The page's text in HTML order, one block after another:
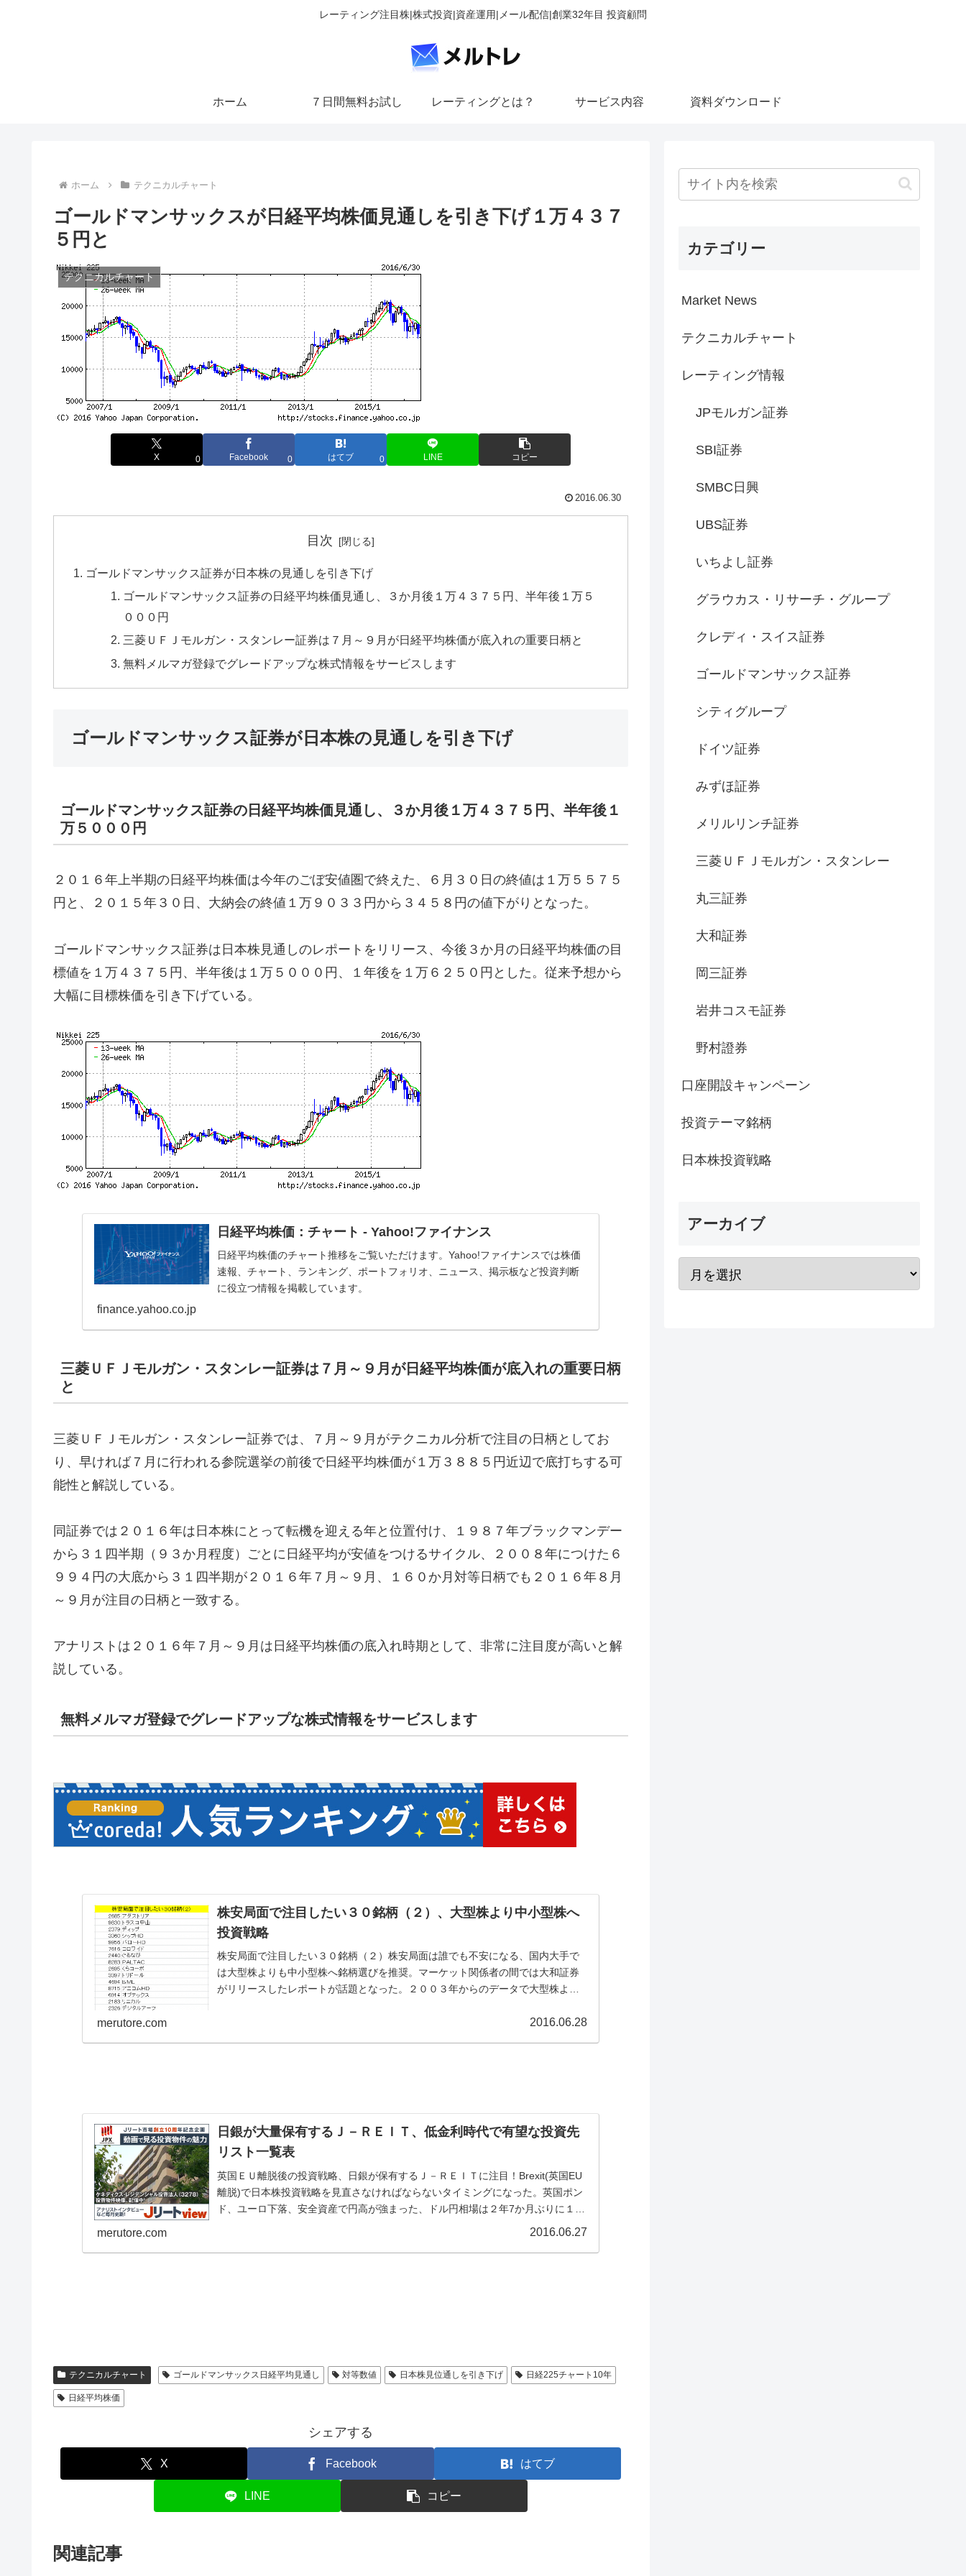
レーティング注目株|株式投資|資産運用|メール配信|創業32年目 投資顧問
ホーム ７日間無料お試し レーティングとは？ サービス内容 資料ダウンロード
ホーム テクニカルチャート
ゴールドマンサックスが日経平均株価見通しを引き下げ１万４３７
５円と
テクニカルチャート
X 0 Facebook 0 はてブ 0 LINE コピー
2016.06.30
目次
ゴールドマンサックス証券が日本株の見通しを引き下げ
ゴールドマンサックス証券の日経平均株価見通し、３か月後１万４３７５円、半年後１万５
０００円
三菱ＵＦＪモルガン・スタンレー証券は７月～９月が日経平均株価が底入れの重要日柄と
無料メルマガ登録でグレードアップな株式情報をサービスします
ゴールドマンサックス証券が日本株の見通しを引き下げ
ゴールドマンサックス証券の日経平均株価見通し、３か月後１万４３７５円、半年後１
万５０００円
２０１６年上半期の日経平均株価は今年のごぼ安値圏で終えた、６月３０日の終値は１万５５７５
円と、２０１５年３０日、大納会の終値１万９０３３円から３４５８円の値下がりとなった。
ゴールドマンサックス証券は日本株見通しのレポートをリリース、今後３か月の日経平均株価の目
標値を１万４３７５円、半年後は１万５０００円、１年後を１万６２５０円とした。従来予想から
大幅に目標株価を引き下げている。
日経平均株価：チャート - Yahoo!ファイナンス
日経平均株価のチャート推移をご覧いただけます。Yahoo!ファイナンスでは株価
速報、チャート、ランキング、ポートフォリオ、ニュース、掲示板など投資判断
に役立つ情報を掲載しています。
finance.yahoo.co.jp
三菱ＵＦＪモルガン・スタンレー証券は７月～９月が日経平均株価が底入れの重要日柄
と
三菱ＵＦＪモルガン・スタンレー証券では、７月～９月がテクニカル分析で注目の日柄としてお
り、早ければ７月に行われる参院選挙の前後で日経平均株価が１万３８８５円近辺で底打ちする可
能性と解説している。
同証券では２０１６年は日本株にとって転機を迎える年と位置付け、１９８７年ブラックマンデー
から３１四半期（９３か月程度）ごとに日経平均が安値をつけるサイクル、２００８年につけた６
９９４円の大底から３１四半期が２０１６年７月～９月、１６０か月対等日柄でも２０１６年８月
～９月が注目の日柄と一致する。
アナリストは２０１６年７月～９月は日経平均株価の底入れ時期として、非常に注目度が高いと解
説している。
無料メルマガ登録でグレードアップな株式情報をサービスします
株安局面で注目したい３０銘柄（２）、大型株より中小型株へ
投資戦略
株安局面で注目したい３０銘柄（２）株安局面は誰でも不安になる、国内大手で
は大型株よりも中小型株へ銘柄選びを推奨。マーケット関係者の間では大和証券
がリリースしたレポートが話題となった。２００３年からのデータで大型株よ
merutore.com 2016.06.28
日銀が大量保有するＪ－ＲＥＩＴ、低金利時代で有望な投資先
リスト一覧表
英国ＥＵ離脱後の投資戦略、日銀が保有するＪ－ＲＥＩＴに注目！Brexit(英国EU
離脱)で日本株投資戦略を見直さなければならないタイミングになった。英国ポン
ド、ユーロ下落、安全資産で円高が強まった、ドル円相場は２年7か月ぶりに１ド
merutore.com 2016.06.27
テクニカルチャート ゴールドマンサックス日経平均見通し 対等数値 日本株見位通しを引き下げ 日経225チャート10年
日経平均株価
シェアする
X Facebook はてブ
LINE コピー
関連記事
カテゴリー
Market News
テクニカルチャート
レーティング情報
JPモルガン証券
SBI証券
SMBC日興
UBS証券
いちよし証券
グラウカス・リサーチ・グループ
クレディ・スイス証券
ゴールドマンサックス証券
シティグループ
ドイツ証券
みずほ証券
メリルリンチ証券
三菱ＵＦＪモルガン・スタンレー
丸三証券
大和証券
岡三証券
岩井コスモ証券
野村證券
口座開設キャンペーン
投資テーマ銘柄
日本株投資戦略
アーカイブ